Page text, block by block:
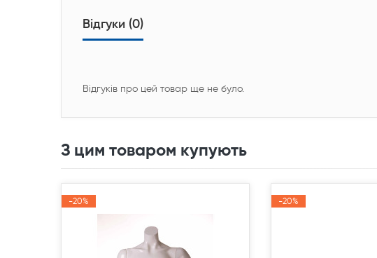
Відгуки (0)
Відгуків про цей товар ще не було.
З цим товаром купують
-20%
-20% -20%
-20%